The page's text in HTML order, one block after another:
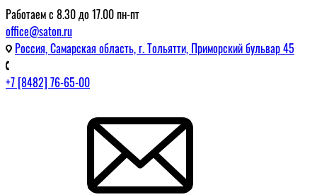
Работаем с 8.30 до 17.00 пн-пт
office@saton.ru
Россия, Самарская область, г. Тольятти, Приморский бульвар 45
+7 [8482] 76-65-00